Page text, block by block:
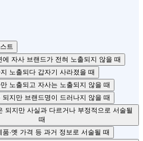
트
자사 브랜드가 전혀 노출되지 않을 때
노출되다 갑자기 사라졌을 때
노출되고 자사는 노출되지 않을 때
지만 브랜드명이 드러나지 않을 때
되지만 사실과 다르거나 부정적으로 서술될
때
·옛 가격 등 과거 정보로 서술될 때